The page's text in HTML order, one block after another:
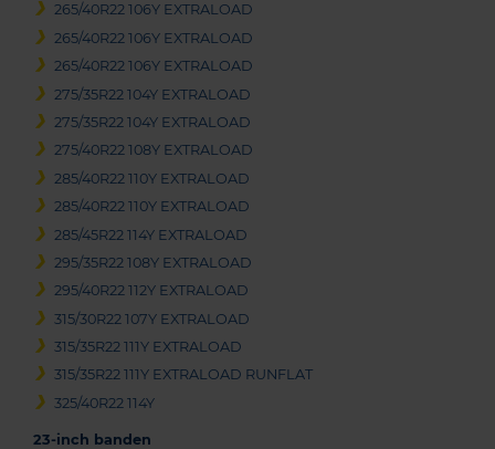
265/40R22 106Y EXTRALOAD
265/40R22 106Y EXTRALOAD
265/40R22 106Y EXTRALOAD
275/35R22 104Y EXTRALOAD
275/35R22 104Y EXTRALOAD
275/40R22 108Y EXTRALOAD
285/40R22 110Y EXTRALOAD
285/40R22 110Y EXTRALOAD
285/45R22 114Y EXTRALOAD
295/35R22 108Y EXTRALOAD
295/40R22 112Y EXTRALOAD
315/30R22 107Y EXTRALOAD
315/35R22 111Y EXTRALOAD
315/35R22 111Y EXTRALOAD RUNFLAT
325/40R22 114Y
23-inch banden